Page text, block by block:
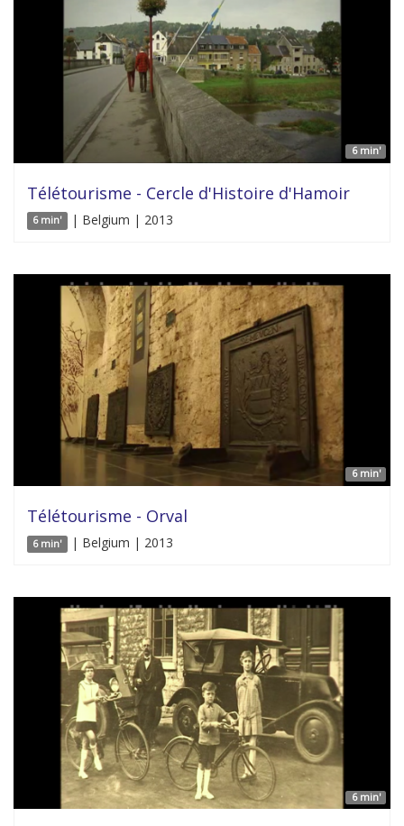
6 min'
Télétourisme - Cercle d'Histoire d'Hamoir
6 min' | Belgium | 2013
6 min'
Télétourisme - Orval
6 min' | Belgium | 2013
6 min'